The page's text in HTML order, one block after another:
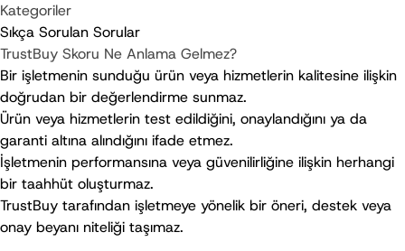
Kategoriler
Sıkça Sorulan Sorular
TrustBuy Skoru Ne Anlama Gelmez?
Bir işletmenin sunduğu ürün veya hizmetlerin kalitesine ilişkin
doğrudan bir değerlendirme sunmaz.
Ürün veya hizmetlerin test edildiğini, onaylandığını ya da
garanti altına alındığını ifade etmez.
İşletmenin performansına veya güvenilirliğine ilişkin herhangi
bir taahhüt oluşturmaz.
TrustBuy tarafından işletmeye yönelik bir öneri, destek veya
onay beyanı niteliği taşımaz.